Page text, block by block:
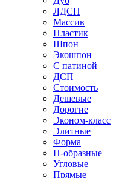
ЛДСП
Массив
Пластик
Шпон
Экошпон
С патиной
ДСП
Стоимость
Дешевые
Дорогие
Эконом-класс
Элитные
Форма
П-образные
Угловые
Прямые